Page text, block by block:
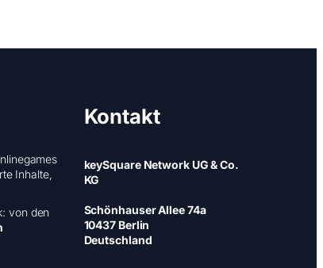
Inhalte,
von den
Kontakt
keySquare Network UG & Co.
KG
Schönhauser Allee 74a
10437 Berlin
Deutschland